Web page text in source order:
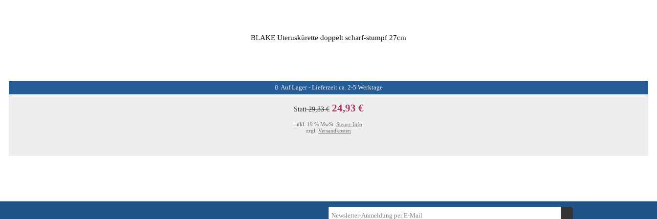
BLAKE Uteruskürette doppelt scharf-stumpf 27cm
Auf Lager - Lieferzeit ca. 2-5 Werktage
Statt29,33 € 24,93 €
inkl. 19 % MwSt. Steuer-Info
zzgl. Versandkosten